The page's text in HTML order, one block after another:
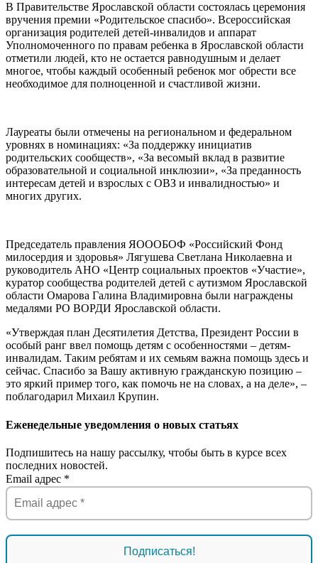
В Правительстве Ярославской области состоялась церемония
вручения премии «Родительское спасибо». Всероссийская
организация родителей детей-инвалидов и аппарат
Уполномоченного по правам ребенка в Ярославской области
отметили людей, кто не остается равнодушным и делает
многое, чтобы каждый особенный ребенок мог обрести все
необходимое для полноценной и счастливой жизни.
Лауреаты были отмечены на региональном и федеральном
уровнях в номинациях: «За поддержку инициатив
родительских сообществ», «За весомый вклад в развитие
образовательной и социальной инклюзии», «За преданность
интересам детей и взрослых с ОВЗ и инвалидностью» и
многих других.
Председатель правления ЯОООБОФ «Российский Фонд
милосердия и здоровья» Лягушева Светлана Николаевна и
руководитель АНО «Центр социальных проектов «Участие»,
куратор сообщества родителей детей с аутизмом Ярославской
области Омарова Галина Владимировна были награждены
медалями РО ВОРДИ Ярославской области.
«Утверждая план Десятилетия Детства, Президент России в
особый ранг ввел помощь детям с особенностями – детям-
инвалидам. Таким ребятам и их семьям важна помощь здесь и
сейчас. Спасибо за Вашу активную гражданскую позицию –
это яркий пример того, как помочь не на словах, а на деле», –
поблагодарил Михаил Крупин.
Еженедельные уведомления о новых статьях
Подпишитесь на нашу рассылку, чтобы быть в курсе всех
последних новостей.
Email адрес *